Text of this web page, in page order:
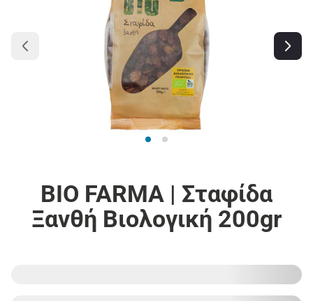
BIO FARMA | Σταφίδα
Ξανθή Βιολογική 200gr